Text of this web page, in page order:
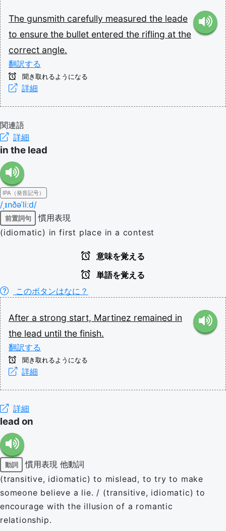
The gunsmith carefully measured the leade
to ensure the bullet entered the rifling at the
correct angle.
翻訳する
聞き取れるようになる
詳細
関連語
詳細
in the lead
IPA（発音記号）
/ˌɪnðəˈliːd/
前置詞句
慣用表現
(idiomatic) in first place in a contest
意味を覚える
単語を覚える
このボタンはなに？
After a strong start, Martinez remained in
the lead until the finish.
翻訳する
聞き取れるようになる
詳細
詳細
lead on
動詞 慣用表現 他動詞
(transitive, idiomatic) to mislead, to try to make
someone believe a lie. / (transitive, idiomatic) to
encourage with the illusion of a romantic
relationship.